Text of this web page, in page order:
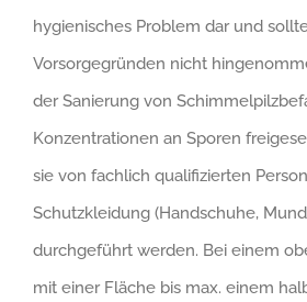
hygienisches Problem dar und
Vorsorgegründen nicht
der Sanierung von
Konzentrationen an Sporen
sie von fachlich qualifizierten
Schutzkleidung (Handschuhe,
durchgeführt werden. Bei einem
mit einer Fläche bis max. einem